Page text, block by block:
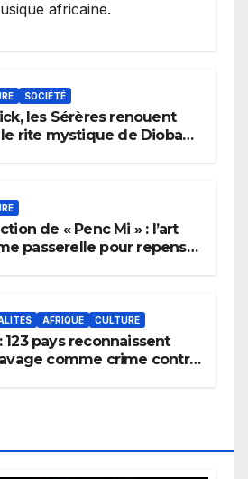
africaine.
SOCIÉTÉ
les Sérères renouent
rite mystique de Diobaye
de « Penc Mi » : l’art
passerelle pour repenser
AFRIQUE CULTURE
123 pays reconnaissent
comme crime contre